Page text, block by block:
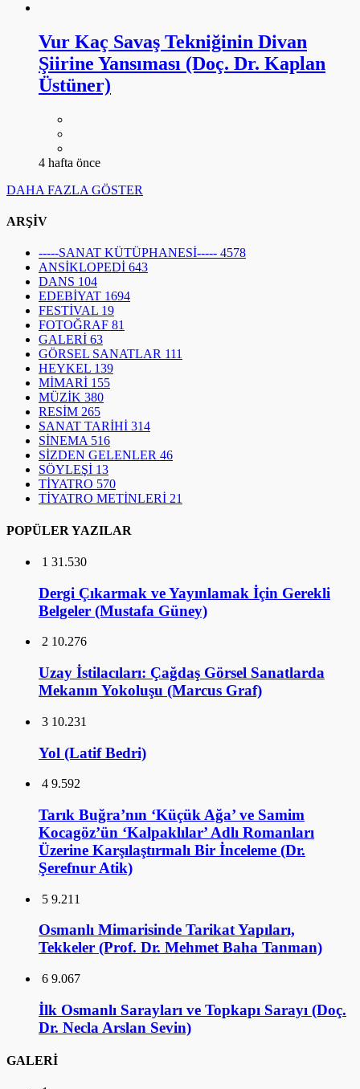
Vur Kaç Savaş Tekniğinin Divan
Şiirine Yansıması (Doç. Dr. Kaplan
Üstüner)
4 hafta önce
DAHA FAZLA GÖSTER
ARŞİV
-----SANAT KÜTÜPHANESİ----- 4578
ANSİKLOPEDİ 643
DANS 104
EDEBİYAT 1694
FESTİVAL 19
FOTOĞRAF 81
GALERİ 63
GÖRSEL SANATLAR 111
HEYKEL 139
MİMARİ 155
MÜZİK 380
RESİM 265
SANAT TARİHİ 314
SİNEMA 516
SİZDEN GELENLER 46
SÖYLEŞİ 13
TİYATRO 570
TİYATRO METİNLERİ 21
POPÜLER YAZILAR
1 31.530
Dergi Çıkarmak ve Yayınlamak İçin Gerekli
Belgeler (Mustafa Güney)
2 10.276
Uzay İstilacıları: Çağdaş Görsel Sanatlarda
Mekanın Yokoluşu (Marcus Graf)
3 10.231
Yol (Latif Bedri)
4 9.592
Tarık Buğra’nın ‘Küçük Ağa’ ve Samim
Kocagöz’ün ‘Kalpaklılar’ Adlı Romanları
Üzerine Karşılaştırmalı Bir İnceleme (Dr.
Şerefnur Atik)
5 9.211
Osmanlı Mimarisinde Tarikat Yapıları,
Tekkeler (Prof. Dr. Mehmet Baha Tanman)
6 9.067
İlk Osmanlı Sarayları ve Topkapı Sarayı (Doç.
Dr. Necla Arslan Sevin)
GALERİ